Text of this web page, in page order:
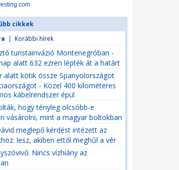
cikkek
| Korábbi hírek
turistainvázió Montenegróban -
alatt 632 ezren lépték át a határt
alatt kötik össze Spanyolországot
- Közel 400 kilométeres
kábelrendszer épül
hogy tényleg olcsóbb-e
vásárolni, mint a magyar boltokban
meglepő kérdést intézett az
lesz, akiben ettől meghűl a vér
Nincs vízhiány az